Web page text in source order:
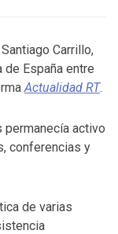
Santiago Carrillo,
España entre
Actualidad RT.
activo
conferencias y
de varias